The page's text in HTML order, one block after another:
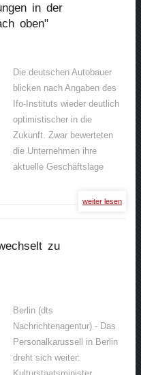
in der
oben"
Die deutschen Autobauer
blicken nach Angaben des
Ifo-Instituts wieder deutlich
optimistischer in die
Zukunft. Zwar bewerteten
die Unternehmen ihre
aktuelle Geschäftslage
weiter lesen
zu
Berlin (dts
Nachrichtenagentur) - Das
Personalkarussell in Berlin
dreht sich weiter: